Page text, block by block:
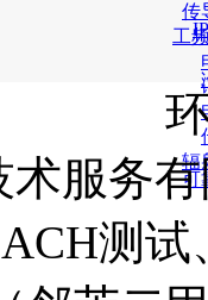
传
工
辐
可
术服务
测试